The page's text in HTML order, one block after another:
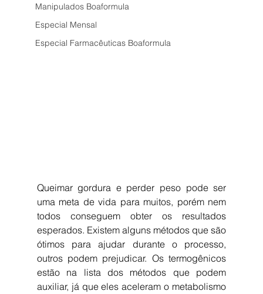
Manipulados Boaformula
Especial Mensal
Especial Farmacêuticas Boaformula
Queimar gordura e perder peso pode ser
uma meta de vida para muitos, porém nem
todos conseguem obter os resultados
esperados. Existem alguns métodos que são
ótimos para ajudar durante o processo,
outros podem prejudicar. Os termogênicos
estão na lista dos métodos que podem
auxiliar, já que eles aceleram o metabolismo